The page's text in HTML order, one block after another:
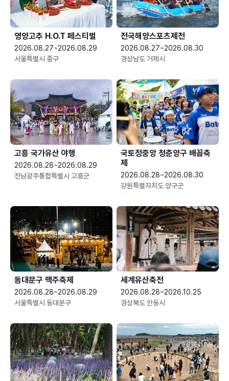
영양고추 H.O.T 페스티벌
2026.08.27~2026.08.29
서울특별시 중구
전국해양스포츠제전
2026.08.27~2026.08.30
경상남도 거제시
고흥 국가유산 야행
2026.08.28~2026.08.29
전남광주통합특별시 고흥군
국토정중앙 청춘양구 배꼽축
제
2026.08.28~2026.08.30
강원특별자치도 양구군
동대문구 맥주축제
2026.08.28~2026.08.29
서울특별시 동대문구
세계유산축전
2026.08.28~2026.10.25
경상북도 안동시